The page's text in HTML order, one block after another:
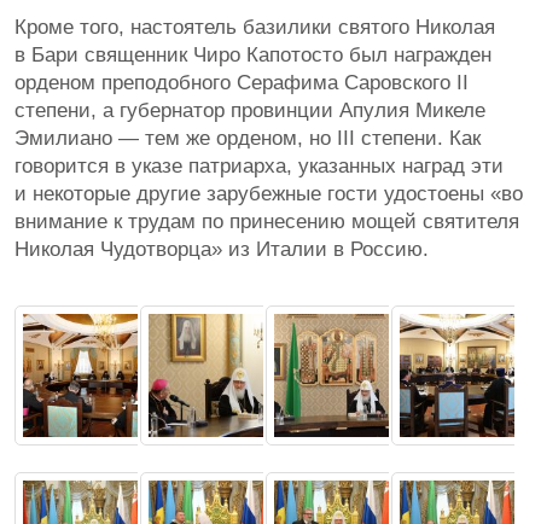
Кроме того, настоятель базилики святого Николая
в Бари священник Чиро Капотосто был награжден
орденом преподобного Серафима Саровского II
степени, а губернатор провинции Апулия Микеле
Эмилиано — тем же орденом, но III степени. Как
говорится в указе патриарха, указанных наград эти
и некоторые другие зарубежные гости удостоены «во
внимание к трудам по принесению мощей святителя
Николая Чудотворца» из Италии в Россию.